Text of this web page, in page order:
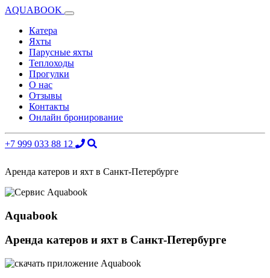
AQUABOOK
Катера
Яхты
Парусные яхты
Теплоходы
Прогулки
О нас
Отзывы
Контакты
Онлайн бронирование
+7 999 033 88 12
Аренда катеров и яхт в Санкт-Петербурге
Aquabook
Аренда катеров и яхт в Санкт-Петербурге